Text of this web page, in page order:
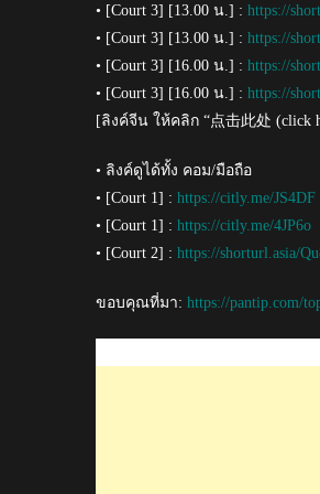
• [Court 3] [13.00 น.] : https://
• [Court 3] [13.00 น.] : https://
• [Court 3] [16.00 น.] : https://
• [Court 3] [16.00 น.] : https://
[ลิงค์จีน ให้คลิก “点击此处 (click
• ลิงค์ดูได้ทั้ง คอม/มือถือ
• [Court 1] : https://citly.me/JS4DF
• [Court 1] : https://citly.me/4JP6o
• [Court 2] : https://shorturl.asia/
ขอบคุณที่มา: https://pantip.com/